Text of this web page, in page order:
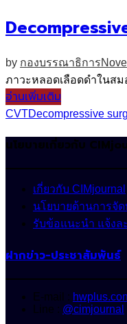
by กองบรรณาธิการ
ภาวะหลอดเลือดดำในสม
อ่านเพิ่มเติม
CVTDecompressive
นโยบายเกี่ยวกับ
เกี่ยวกับ CIMjournal
นโยบายด้านการจั
รับข้อแนะนำ แจ้งล
ฝากข่าว-ประชาสัมพันธ์
E-mail :
Line : @cimjournal